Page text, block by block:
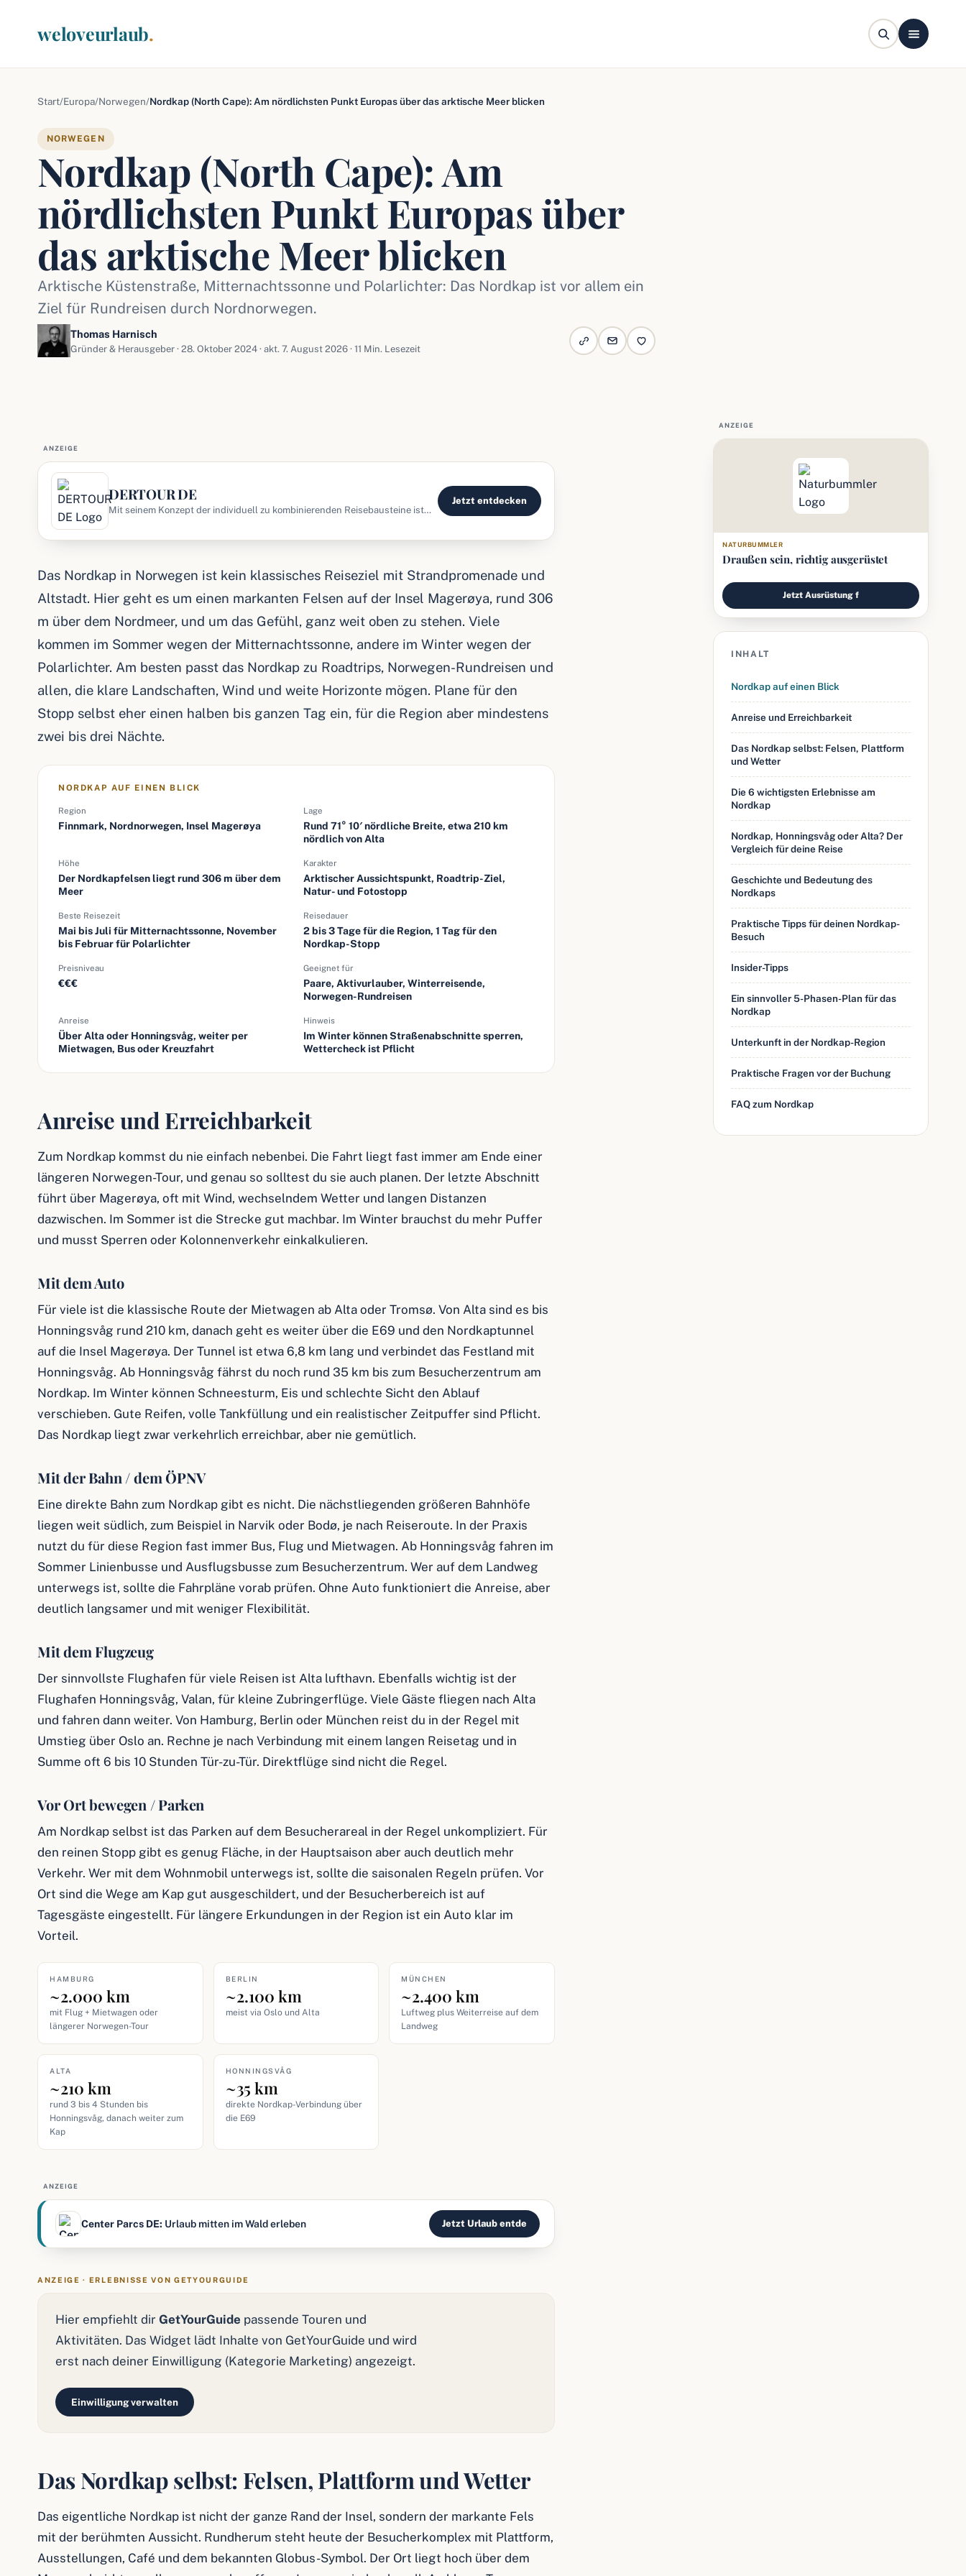
weloveurlaub.
Start/Europa/Norwegen/Nordkap (North Cape): Am nördlichsten Punkt Europas über das arktische Meer blicken
NORWEGEN
Nordkap (North Cape): Am
nördlichsten Punkt Europas über
das arktische Meer blicken
Arktische Küstenstraße, Mitternachtssonne und Polarlichter: Das Nordkap ist vor allem ein
Ziel für Rundreisen durch Nordnorwegen.
Thomas Harnisch
Gründer & Herausgeber · 28. Oktober 2024 · akt. 7. August 2026 · 11 Min. Lesezeit
ANZEIGE
DERTOUR DE
Mit seinem Konzept der individuell zu kombinierenden Reisebausteine ist
Jetzt entdecken
Das Nordkap in Norwegen ist kein klassisches Reiseziel mit Strandpromenade und
Altstadt. Hier geht es um einen markanten Felsen auf der Insel Magerøya, rund 306
m über dem Nordmeer, und um das Gefühl, ganz weit oben zu stehen. Viele
kommen im Sommer wegen der Mitternachtssonne, andere im Winter wegen der
Polarlichter. Am besten passt das Nordkap zu Roadtrips, Norwegen-Rundreisen und
allen, die klare Landschaften, Wind und weite Horizonte mögen. Plane für den
Stopp selbst eher einen halben bis ganzen Tag ein, für die Region aber mindestens
zwei bis drei Nächte.
NORDKAP AUF EINEN BLICK
Region
Finnmark, Nordnorwegen, Insel Magerøya
Lage
Rund 71° 10′ nördliche Breite, etwa 210 km
nördlich von Alta
Höhe
Der Nordkapfelsen liegt rund 306 m über dem
Meer
Karakter
Arktischer Aussichtspunkt, Roadtrip-Ziel,
Natur- und Fotostopp
Beste Reisezeit
Mai bis Juli für Mitternachtssonne, November
bis Februar für Polarlichter
Reisedauer
2 bis 3 Tage für die Region, 1 Tag für den
Nordkap-Stopp
Preisniveau
€€€
Geeignet für
Paare, Aktivurlauber, Winterreisende,
Norwegen-Rundreisen
Anreise
Über Alta oder Honningsvåg, weiter per
Mietwagen, Bus oder Kreuzfahrt
Hinweis
Im Winter können Straßenabschnitte sperren,
Wettercheck ist Pflicht
Anreise und Erreichbarkeit
Zum Nordkap kommst du nie einfach nebenbei. Die Fahrt liegt fast immer am Ende einer
längeren Norwegen-Tour, und genau so solltest du sie auch planen. Der letzte Abschnitt
führt über Magerøya, oft mit Wind, wechselndem Wetter und langen Distanzen
dazwischen. Im Sommer ist die Strecke gut machbar. Im Winter brauchst du mehr Puffer
und musst Sperren oder Kolonnenverkehr einkalkulieren.
Mit dem Auto
Für viele ist die klassische Route der Mietwagen ab Alta oder Tromsø. Von Alta sind es bis
Honningsvåg rund 210 km, danach geht es weiter über die E69 und den Nordkaptunnel
auf die Insel Magerøya. Der Tunnel ist etwa 6,8 km lang und verbindet das Festland mit
Honningsvåg. Ab Honningsvåg fährst du noch rund 35 km bis zum Besucherzentrum am
Nordkap. Im Winter können Schneesturm, Eis und schlechte Sicht den Ablauf
verschieben. Gute Reifen, volle Tankfüllung und ein realistischer Zeitpuffer sind Pflicht.
Das Nordkap liegt zwar verkehrlich erreichbar, aber nie gemütlich.
Mit der Bahn / dem ÖPNV
Eine direkte Bahn zum Nordkap gibt es nicht. Die nächstliegenden größeren Bahnhöfe
liegen weit südlich, zum Beispiel in Narvik oder Bodø, je nach Reiseroute. In der Praxis
nutzt du für diese Region fast immer Bus, Flug und Mietwagen. Ab Honningsvåg fahren im
Sommer Linienbusse und Ausflugsbusse zum Besucherzentrum. Wer auf dem Landweg
unterwegs ist, sollte die Fahrpläne vorab prüfen. Ohne Auto funktioniert die Anreise, aber
deutlich langsamer und mit weniger Flexibilität.
Mit dem Flugzeug
Der sinnvollste Flughafen für viele Reisen ist Alta lufthavn. Ebenfalls wichtig ist der
Flughafen Honningsvåg, Valan, für kleine Zubringerflüge. Viele Gäste fliegen nach Alta
und fahren dann weiter. Von Hamburg, Berlin oder München reist du in der Regel mit
Umstieg über Oslo an. Rechne je nach Verbindung mit einem langen Reisetag und in
Summe oft 6 bis 10 Stunden Tür-zu-Tür. Direktflüge sind nicht die Regel.
Vor Ort bewegen / Parken
Am Nordkap selbst ist das Parken auf dem Besucherareal in der Regel unkompliziert. Für
den reinen Stopp gibt es genug Fläche, in der Hauptsaison aber auch deutlich mehr
Verkehr. Wer mit dem Wohnmobil unterwegs ist, sollte die saisonalen Regeln prüfen. Vor
Ort sind die Wege am Kap gut ausgeschildert, und der Besucherbereich ist auf
Tagesgäste eingestellt. Für längere Erkundungen in der Region ist ein Auto klar im
Vorteil.
HAMBURG
~2.000 km
mit Flug + Mietwagen oder
längerer Norwegen-Tour
BERLIN
~2.100 km
meist via Oslo und Alta
MÜNCHEN
~2.400 km
Luftweg plus Weiterreise auf dem
Landweg
ALTA
~210 km
rund 3 bis 4 Stunden bis
Honningsvåg, danach weiter zum
Kap
HONNINGSVÅG
~35 km
direkte Nordkap-Verbindung über
die E69
ANZEIGE
Center Parcs DE: Urlaub mitten im Wald erleben Jetzt Urlaub entde
ANZEIGE · ERLEBNISSE VON GETYOURGUIDE
Hier empfiehlt dir GetYourGuide passende Touren und
Aktivitäten. Das Widget lädt Inhalte von GetYourGuide und wird
erst nach deiner Einwilligung (Kategorie Marketing) angezeigt.
Einwilligung verwalten
Das Nordkap selbst: Felsen, Plattform und Wetter
Das eigentliche Nordkap ist nicht der ganze Rand der Insel, sondern der markante Fels
mit der berühmten Aussicht. Rundherum steht heute der Besucherkomplex mit Plattform,
Ausstellungen, Café und dem bekannten Globus-Symbol. Der Ort liegt hoch über dem
ANZEIGE
NATURBUMMLER
Draußen sein, richtig ausgerüstet
Jetzt Ausrüstung f
INHALT
Nordkap auf einen Blick
Anreise und Erreichbarkeit
Das Nordkap selbst: Felsen, Plattform
und Wetter
Die 6 wichtigsten Erlebnisse am
Nordkap
Nordkap, Honningsvåg oder Alta? Der
Vergleich für deine Reise
Geschichte und Bedeutung des
Nordkaps
Praktische Tipps für deinen Nordkap-
Besuch
Insider-Tipps
Ein sinnvoller 5-Phasen-Plan für das
Nordkap
Unterkunft in der Nordkap-Region
Praktische Fragen vor der Buchung
FAQ zum Nordkap